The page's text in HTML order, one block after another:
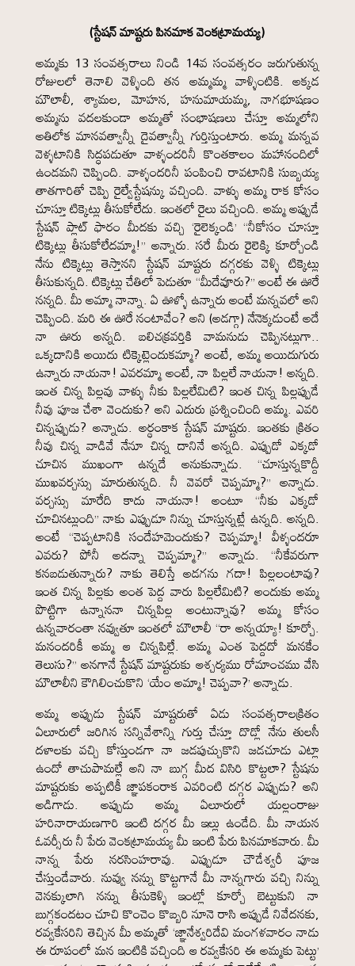
(స్టేషన్ మాష్టరు పినమాక వెంకట్రామయ్య)
అమ్మకు 13 సంవత్సరాలు నిండి 14వ సంవత్సరం జరుగుతున్న
రోజులలో తెనాలి వెళ్ళింది తన అమ్మమ్మ వాళ్ళింటికి. అక్కడ
మౌలాలీ, శ్యామల, మోహన, హనుమాయమ్మ, నాగభూషణం
అమ్మను వదలకుండా అమ్మతో సంభాషణలు చేస్తూ అమ్మలోని
అతిలోక మానవత్వాన్నీ దైవత్వాన్నీ గుర్తిస్తుంటారు. అమ్మ మన్నవ
వెళ్ళటానికి సిద్ధపడుతూ వాళ్ళందరినీ కొంతకాలం మహానందిలో
ఉండమని చెప్పింది. వాళ్ళందరినీ పంపించి రావటానికి సుబ్బయ్య
తాతగారితో చెప్పి రైల్వేస్టేషన్కు వచ్చింది. వాళ్ళు అమ్మ రాక కోసం
చూస్తూ టిక్కెట్లు తీసుకోలేదు. ఇంతలో రైలు వచ్చింది. అమ్మ అప్పుడే
స్టేషన్ ప్లాట్ ఫారం మీదకు వచ్చి ‘రైలెక్కండి’ “నీకోసం చూస్తూ
టిక్కెట్లు తీసుకోలేదమ్మా!” అన్నారు. సరే మీరు రైలెక్కి కూర్చోండి
నేను టిక్కెట్లు తెస్తానని స్టేషన్ మాష్టరు దగ్గరకు వెళ్ళి టిక్కెట్లు
తీసుకున్నది. టిక్కెట్లు చేతిలో పెడుతూ “మీదేవూరు?” అంటే ఈ ఊరే
నన్నది. మీ అమ్మా నాన్నా. ఏ ఊళ్ళో ఉన్నారు అంటే మన్నవలో అని
చెప్పింది. మరి ఈ ఊరే నంటావేం? అని (అడగ్గా) నేనెక్కడుంటే అదే
నా ఊరు అన్నది. బలిచక్రవర్తికి వామనుడు చెప్పినట్లుగా..
ఒక్కదానికి అయిదు టిక్కెట్లెందుకమ్మా? అంటే, అమ్మ అయిదుగురు
ఉన్నారు నాయనా! ఎవరమ్మా అంటే, నా పిల్లలే నాయనా! అన్నది.
ఇంత చిన్న పిల్లవు వాళ్ళు నీకు పిల్లలేమిటి? ఇంత చిన్న పిల్లప్పుడే
నీవు పూజ చేశా వెందుకు? అని ఎదురు ప్రశ్నించింది అమ్మ. ఎవరి
చిన్నప్పుడు? అన్నాడు. అర్థంకాక స్టేషన్ మాష్టరు. ఇంతకు క్రితం
నీవు చిన్న వాడివే నేనూ చిన్న దానినే అన్నది. ఎప్పుడో ఎక్కడో
చూచిన ముఖంగా ఉన్నదే అనుకున్నాడు. “చూస్తున్నకొద్దీ
ముఖవర్చస్సు మారుతున్నది. నీ వెవరో చెప్పమ్మా?” అన్నాడు.
వర్చస్సు మారేది కాదు నాయనా! అంటూ “నీకు ఎక్కడో
చూచినట్లుంది” నాకు ఎప్పుడూ నిన్ను చూస్తున్నట్లే ఉన్నది. అన్నది.
అంటే “చెప్పటానికి సందేహమెందుకు? చెప్పమ్మా! వీళ్ళందరూ
ఎవరు? పోనీ అదన్నా చెప్పమ్మా?” అన్నాడు. “నీకేవరుగా
కనబడుతున్నారు? నాకు తెలిస్తే అడగను గదా! పిల్లలంటావు?
ఇంత చిన్న పిల్లకు అంత పెద్ద వారు పిల్లలేమిటి? అందుకు అమ్మ
పొట్టిగా ఉన్నాననా చిన్నపిల్ల అంటున్నావు? అమ్మ కోసం
ఉన్నవారంతా నవ్వుతూ ఇంతలో మౌలాలీ “రా అన్నయ్యా! కూర్చో.
మనందరికీ అమ్మ ఆ చిన్నపిల్లే. అమ్మ ఎంత పెద్దదో మనకేం
తెలుసు?” అనగానే స్టేషన్ మాష్టరుకు ఆశ్చర్యము రోమాంచము వేసి
మౌలాలీని కౌగిలించుకొని ‘యేం అమ్మా! చెప్పవా?’ అన్నాడు.
అమ్మ అప్పుడు స్టేషన్ మాష్టరుతో ఏడు సంవత్సరాలక్రితం
ఏలూరులో జరిగిన సన్నివేశాన్ని గుర్తు చేస్తూ దొడ్లో నేను తులసీ
దళాలకు వచ్చి కోస్తుండగా నా జడపుచ్చుకొని జడచూడు ఎట్లా
ఉందో తాచుపామల్లే అని నా బుగ్గ మీద విసిరి కొట్టలా? స్టేషను
మాష్టరుకు అప్పటికీ జ్ఞాపకంరాక ఎవరింటి దగ్గర ఎప్పుడు? అని
అడిగాడు. అప్పుడు అమ్మ ఏలూరులో యల్లంరాజు
హరినారాయణగారి ఇంటి దగ్గర మీ ఇల్లు ఉండేది. మీ నాయన
ఓవర్సీరు నీ పేరు వెంకట్రామయ్య మీ ఇంటి పేరు పినమాకవారు. మీ
నాన్న పేరు నరసింహరావు. ఎప్పుడూ చౌడేశ్వరీ పూజ
చేస్తుండేవారు. నువ్వు నన్ను కొట్టగానే మీ నాన్నగారు వచ్చి నిన్ను
వెనక్కులాగి నన్ను తీసుకెళ్ళి ఇంట్లో కూర్చో బెట్టుకుని నా
బుగ్గకందటం చూచి కొంచెం కొబ్బరి నూనె రాసి అప్పుడే నివేదనకు,
రవ్వకేసరిని తెచ్చిన మీ అమ్మతో ‘జ్ఞానేశ్వరిదేవి మంగళవారం నాడు
ఈ రూపంలో మన ఇంటికి వచ్చింది ఆ రవ్వకేసరి ఈ అమ్మకు పెట్టు’